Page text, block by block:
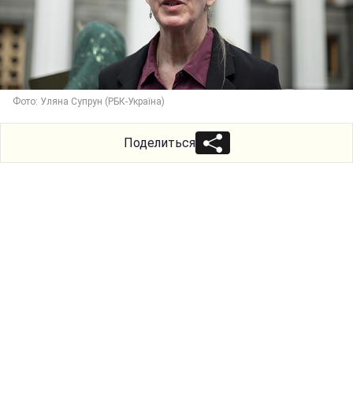
Фото: Уляна Супрун (РБК-Україна)
Поделиться